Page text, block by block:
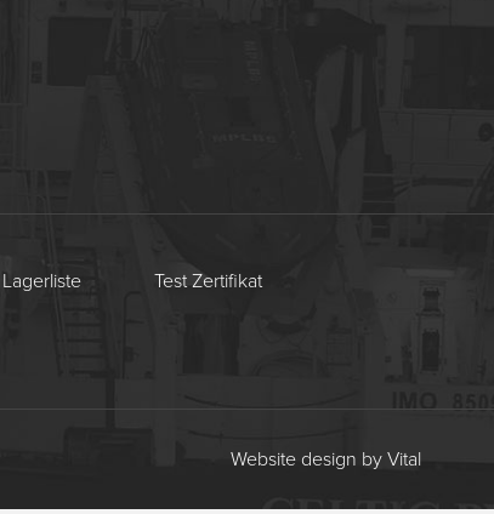
Lagerliste Test Zertifikat
Website design by Vital